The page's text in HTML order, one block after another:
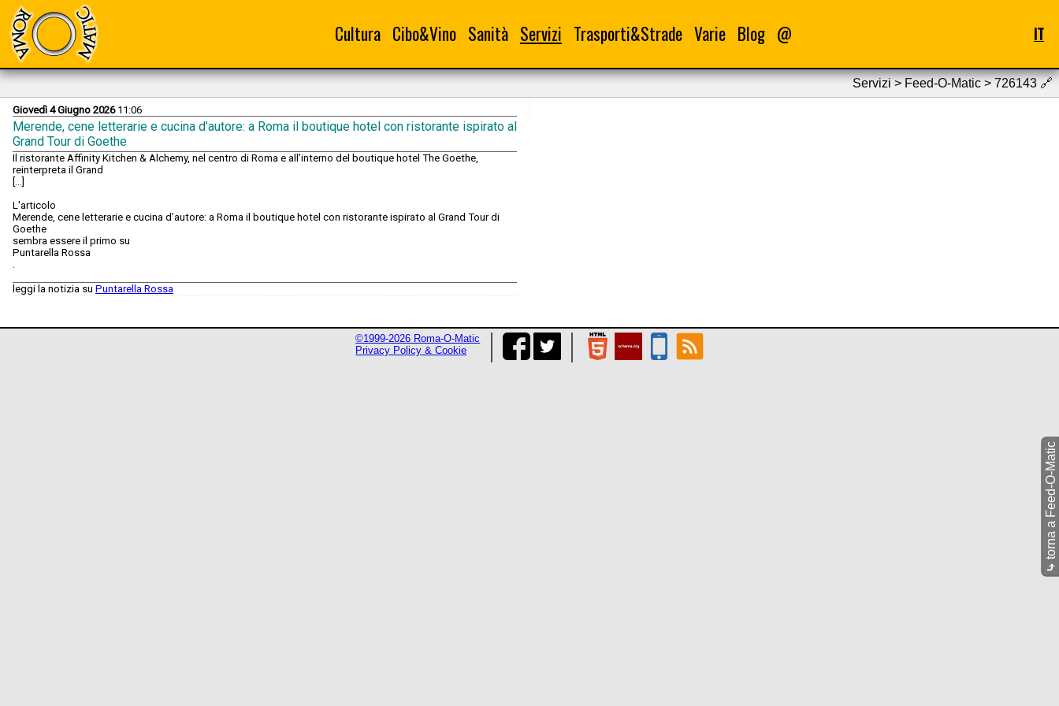
Cultura Cibo&Vino Sanità Servizi Trasporti&Strade Varie Blog @ IT
Servizi > Feed-O-Matic > 726143 🔗
Giovedì 4 Giugno 202611:06
Merende, cene letterarie e cucina d’autore: a Roma il boutique hotel con ristorante ispirato al
Grand Tour di Goethe
Il ristorante Affinity Kitchen & Alchemy, nel centro di Roma e all’interno del boutique hotel The Goethe,
reinterpreta il Grand
[...]
L'articolo
Merende, cene letterarie e cucina d’autore: a Roma il boutique hotel con ristorante ispirato al Grand Tour di
Goethe
sembra essere il primo su
Puntarella Rossa
.
leggi la notizia su Puntarella Rossa
⤷
torna a Feed-O-Matic
©1999-2026 Roma-O-Matic
Privacy Policy & Cookie